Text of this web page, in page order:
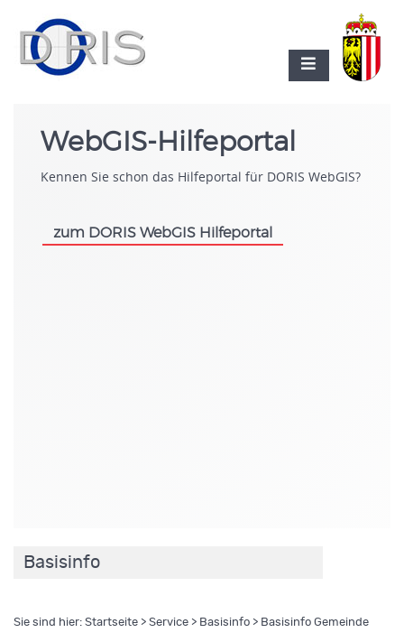
WebGIS-Hilfeportal
Kennen Sie schon das Hilfeportal für DORIS WebGIS?
zum DORIS WebGIS Hilfeportal
Basisinfo
Sie sind hier: Startseite > Service > Basisinfo > Basisinfo Gemeinde